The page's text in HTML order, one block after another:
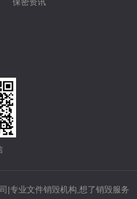
|专业文件销毁机构,想了销毁服务